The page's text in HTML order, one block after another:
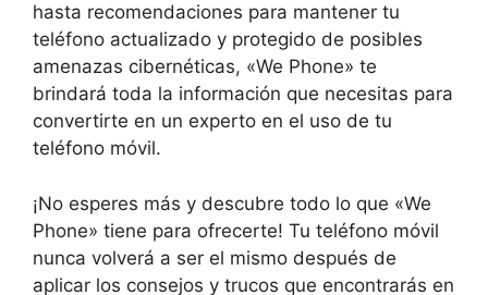
hasta recomendaciones para mantener tu
teléfono actualizado y protegido de posibles
amenazas cibernéticas, «We Phone» te
brindará toda la información que necesitas para
convertirte en un experto en el uso de tu
teléfono móvil.
¡No esperes más y descubre todo lo que «We
Phone» tiene para ofrecerte! Tu teléfono móvil
nunca volverá a ser el mismo después de
aplicar los consejos y trucos que encontrarás en